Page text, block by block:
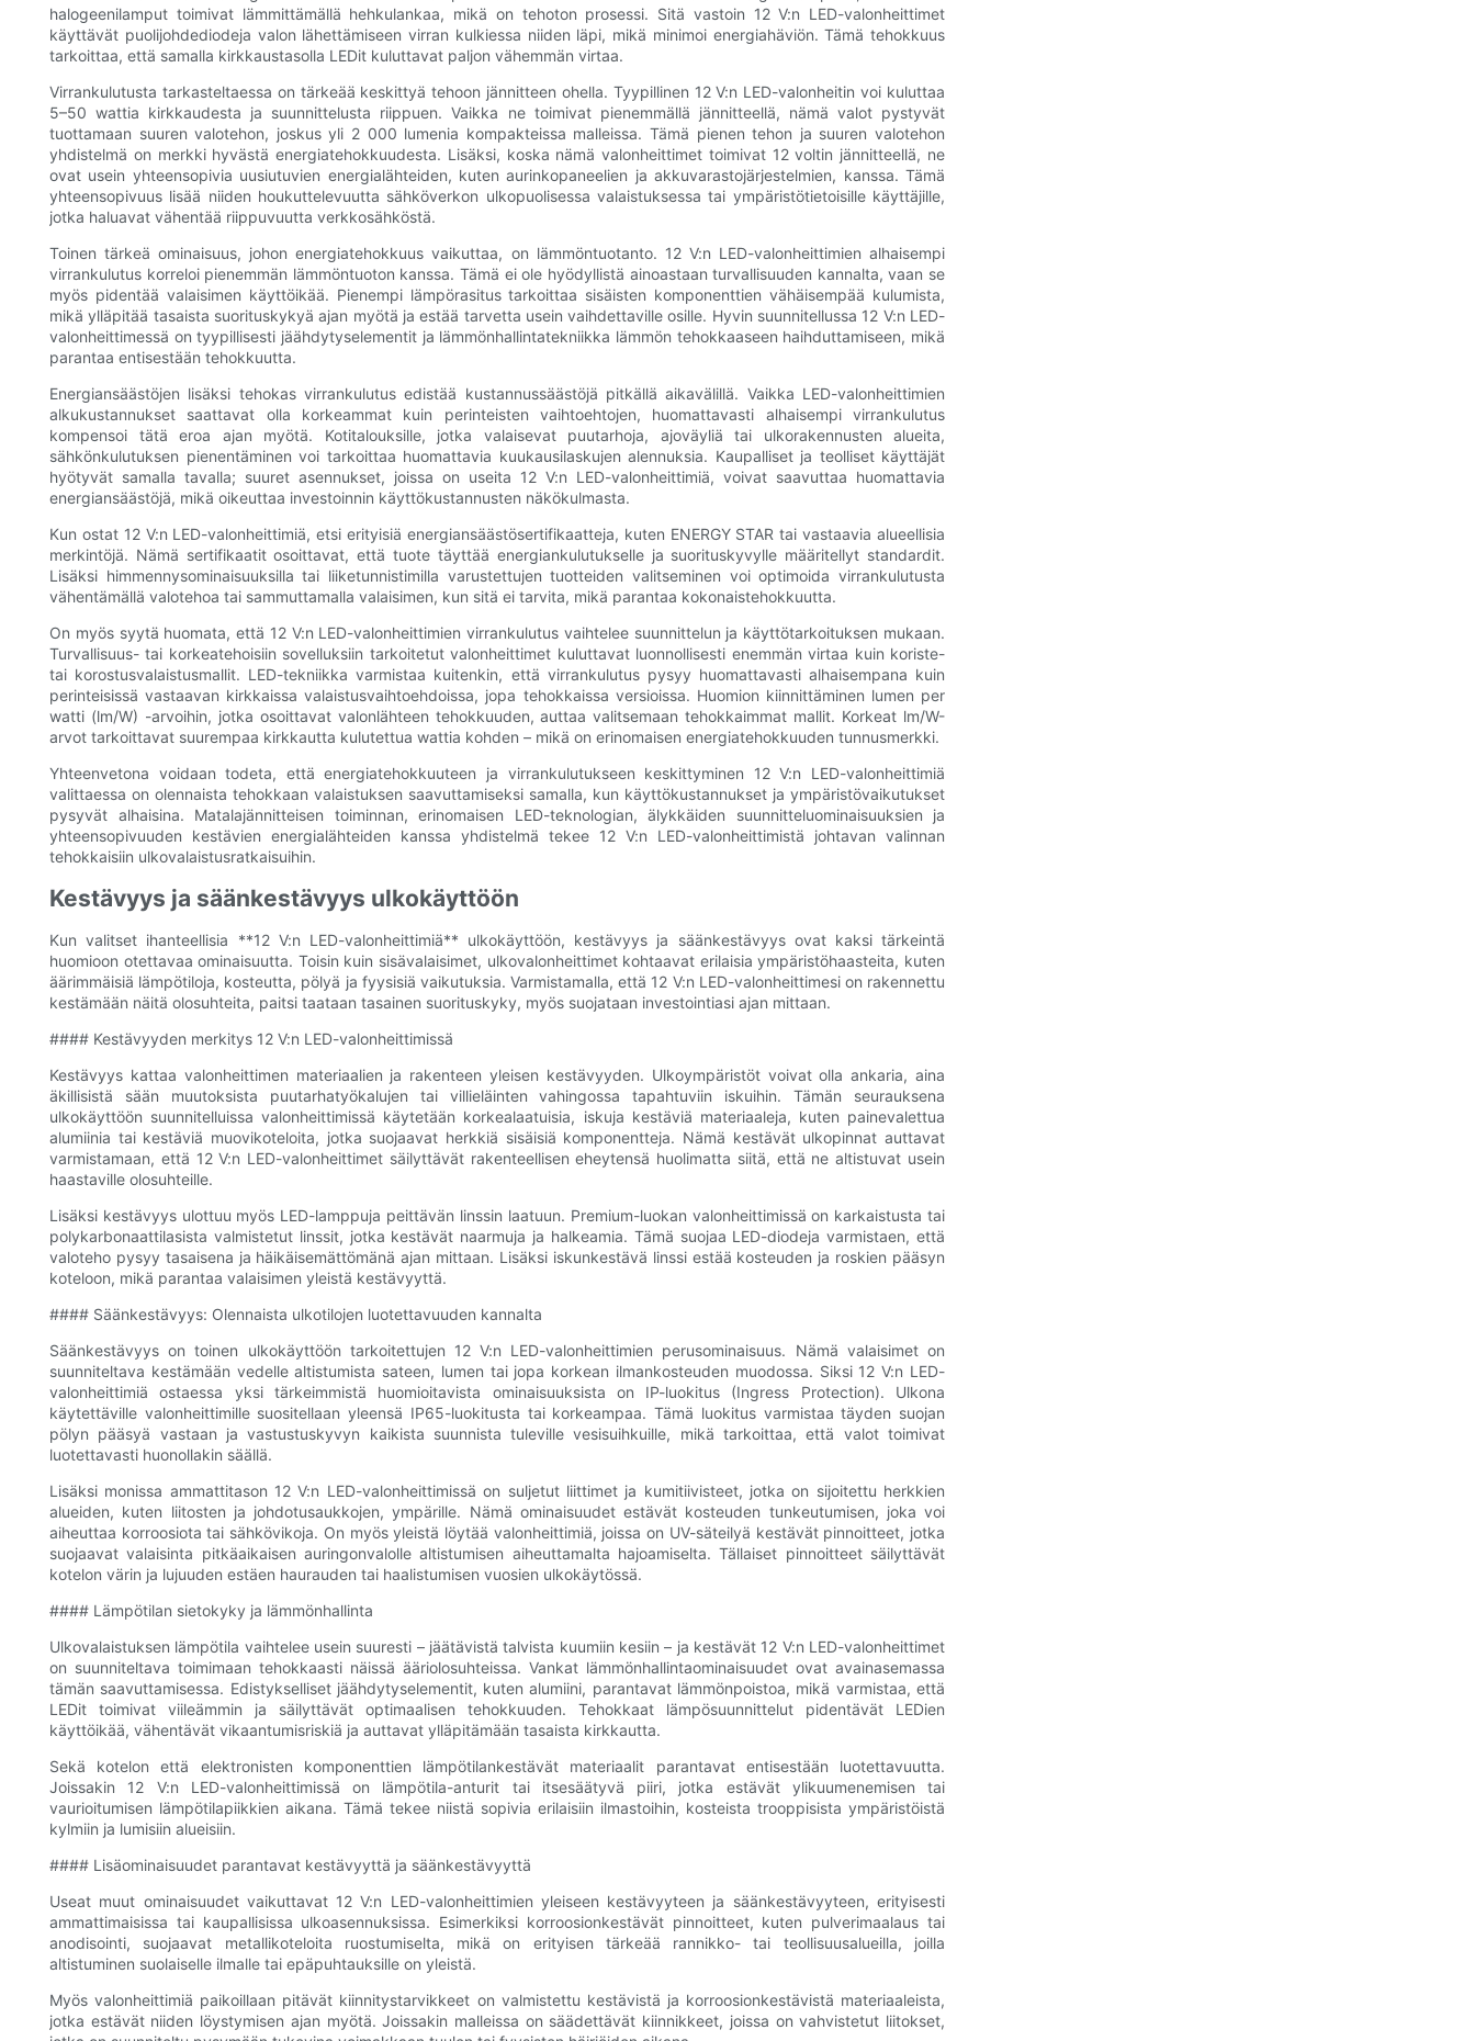
halogeenilamput toimivat lämmittämällä hehkulankaa, mikä on tehoton prosessi. Sitä vastoin 12 V:n LED-valonheittimet
käyttävät puolijohdediodeja valon lähettämiseen virran kulkiessa niiden läpi, mikä minimoi energiahäviön. Tämä tehokkuus
tarkoittaa, että samalla kirkkaustasolla LEDit kuluttavat paljon vähemmän virtaa.
Virrankulutusta tarkasteltaessa on tärkeää keskittyä tehoon jännitteen ohella. Tyypillinen 12 V:n LED-valonheitin voi kuluttaa
5–50 wattia kirkkaudesta ja suunnittelusta riippuen. Vaikka ne toimivat pienemmällä jännitteellä, nämä valot pystyvät
tuottamaan suuren valotehon, joskus yli 2 000 lumenia kompakteissa malleissa. Tämä pienen tehon ja suuren valotehon
yhdistelmä on merkki hyvästä energiatehokkuudesta. Lisäksi, koska nämä valonheittimet toimivat 12 voltin jännitteellä, ne
ovat usein yhteensopivia uusiutuvien energialähteiden, kuten aurinkopaneelien ja akkuvarastojärjestelmien, kanssa. Tämä
yhteensopivuus lisää niiden houkuttelevuutta sähköverkon ulkopuolisessa valaistuksessa tai ympäristötietoisille käyttäjille,
jotka haluavat vähentää riippuvuutta verkkosähköstä.
Toinen tärkeä ominaisuus, johon energiatehokkuus vaikuttaa, on lämmöntuotanto. 12 V:n LED-valonheittimien alhaisempi
virrankulutus korreloi pienemmän lämmöntuoton kanssa. Tämä ei ole hyödyllistä ainoastaan ​​turvallisuuden kannalta, vaan se
myös pidentää valaisimen käyttöikää. Pienempi lämpörasitus tarkoittaa sisäisten komponenttien vähäisempää kulumista,
mikä ylläpitää tasaista suorituskykyä ajan myötä ja estää tarvetta usein vaihdettaville osille. Hyvin suunnitellussa 12 V:n LED-
valonheittimessä on tyypillisesti jäähdytyselementit ja lämmönhallintatekniikka lämmön tehokkaaseen haihduttamiseen, mikä
parantaa entisestään tehokkuutta.
Energiansäästöjen lisäksi tehokas virrankulutus edistää kustannussäästöjä pitkällä aikavälillä. Vaikka LED-valonheittimien
alkukustannukset saattavat olla korkeammat kuin perinteisten vaihtoehtojen, huomattavasti alhaisempi virrankulutus
kompensoi tätä eroa ajan myötä. Kotitalouksille, jotka valaisevat puutarhoja, ajoväyliä tai ulkorakennusten alueita,
sähkönkulutuksen pienentäminen voi tarkoittaa huomattavia kuukausilaskujen alennuksia. Kaupalliset ja teolliset käyttäjät
hyötyvät samalla tavalla; suuret asennukset, joissa on useita 12 V:n LED-valonheittimiä, voivat saavuttaa huomattavia
energiansäästöjä, mikä oikeuttaa investoinnin käyttökustannusten näkökulmasta.
Kun ostat 12 V:n LED-valonheittimiä, etsi erityisiä energiansäästösertifikaatteja, kuten ENERGY STAR tai vastaavia alueellisia
merkintöjä. Nämä sertifikaatit osoittavat, että tuote täyttää energiankulutukselle ja suorituskyvylle määritellyt standardit.
Lisäksi himmennysominaisuuksilla tai liiketunnistimilla varustettujen tuotteiden valitseminen voi optimoida virrankulutusta
vähentämällä valotehoa tai sammuttamalla valaisimen, kun sitä ei tarvita, mikä parantaa kokonaistehokkuutta.
On myös syytä huomata, että 12 V:n LED-valonheittimien virrankulutus vaihtelee suunnittelun ja käyttötarkoituksen mukaan.
Turvallisuus- tai korkeatehoisiin sovelluksiin tarkoitetut valonheittimet kuluttavat luonnollisesti enemmän virtaa kuin koriste-
tai korostusvalaistusmallit. LED-tekniikka varmistaa kuitenkin, että virrankulutus pysyy huomattavasti alhaisempana kuin
perinteisissä vastaavan kirkkaissa valaistusvaihtoehdoissa, jopa tehokkaissa versioissa. Huomion kiinnittäminen lumen per
watti (lm/W) -arvoihin, jotka osoittavat valonlähteen tehokkuuden, auttaa valitsemaan tehokkaimmat mallit. Korkeat lm/W-
arvot tarkoittavat suurempaa kirkkautta kulutettua wattia kohden – mikä on erinomaisen energiatehokkuuden tunnusmerkki.
Yhteenvetona voidaan todeta, että energiatehokkuuteen ja virrankulutukseen keskittyminen 12 V:n LED-valonheittimiä
valittaessa on olennaista tehokkaan valaistuksen saavuttamiseksi samalla, kun käyttökustannukset ja ympäristövaikutukset
pysyvät alhaisina. Matalajännitteisen toiminnan, erinomaisen LED-teknologian, älykkäiden suunnitteluominaisuuksien ja
yhteensopivuuden kestävien energialähteiden kanssa yhdistelmä tekee 12 V:n LED-valonheittimistä johtavan valinnan
tehokkaisiin ulkovalaistusratkaisuihin.
Kestävyys ja säänkestävyys ulkokäyttöön
Kun valitset ihanteellisia **12 V:n LED-valonheittimiä** ulkokäyttöön, kestävyys ja säänkestävyys ovat kaksi tärkeintä
huomioon otettavaa ominaisuutta. Toisin kuin sisävalaisimet, ulkovalonheittimet kohtaavat erilaisia ​​ympäristöhaasteita, kuten
äärimmäisiä lämpötiloja, kosteutta, pölyä ja fyysisiä vaikutuksia. Varmistamalla, että 12 V:n LED-valonheittimesi on rakennettu
kestämään näitä olosuhteita, paitsi taataan tasainen suorituskyky, myös suojataan investointiasi ajan mittaan.
#### Kestävyyden merkitys 12 V:n LED-valonheittimissä
Kestävyys kattaa valonheittimen materiaalien ja rakenteen yleisen kestävyyden. Ulkoympäristöt voivat olla ankaria, aina
äkillisistä sään muutoksista puutarhatyökalujen tai villieläinten vahingossa tapahtuviin iskuihin. Tämän seurauksena
ulkokäyttöön suunnitelluissa valonheittimissä käytetään korkealaatuisia, iskuja kestäviä materiaaleja, kuten painevalettua
alumiinia tai kestäviä muovikoteloita, jotka suojaavat herkkiä sisäisiä komponentteja. Nämä kestävät ulkopinnat auttavat
varmistamaan, että 12 V:n LED-valonheittimet säilyttävät rakenteellisen eheytensä huolimatta siitä, että ne altistuvat usein
haastaville olosuhteille.
Lisäksi kestävyys ulottuu myös LED-lamppuja peittävän linssin laatuun. Premium-luokan valonheittimissä on karkaistusta tai
polykarbonaattilasista valmistetut linssit, jotka kestävät naarmuja ja halkeamia. Tämä suojaa LED-diodeja varmistaen, että
valoteho pysyy tasaisena ja häikäisemättömänä ajan mittaan. Lisäksi iskunkestävä linssi estää kosteuden ja roskien pääsyn
koteloon, mikä parantaa valaisimen yleistä kestävyyttä.
#### Säänkestävyys: Olennaista ulkotilojen luotettavuuden kannalta
Säänkestävyys on toinen ulkokäyttöön tarkoitettujen 12 V:n LED-valonheittimien perusominaisuus. Nämä valaisimet on
suunniteltava kestämään vedelle altistumista sateen, lumen tai jopa korkean ilmankosteuden muodossa. Siksi 12 V:n LED-
valonheittimiä ostaessa yksi tärkeimmistä huomioitavista ominaisuuksista on IP-luokitus (Ingress Protection). Ulkona
käytettäville valonheittimille suositellaan yleensä IP65-luokitusta tai korkeampaa. Tämä luokitus varmistaa täyden suojan
pölyn pääsyä vastaan ​​ja vastustuskyvyn kaikista suunnista tuleville vesisuihkuille, mikä tarkoittaa, että valot toimivat
luotettavasti huonollakin säällä.
Lisäksi monissa ammattitason 12 V:n LED-valonheittimissä on suljetut liittimet ja kumitiivisteet, jotka on sijoitettu herkkien
alueiden, kuten liitosten ja johdotusaukkojen, ympärille. Nämä ominaisuudet estävät kosteuden tunkeutumisen, joka voi
aiheuttaa korroosiota tai sähkövikoja. On myös yleistä löytää valonheittimiä, joissa on UV-säteilyä kestävät pinnoitteet, jotka
suojaavat valaisinta pitkäaikaisen auringonvalolle altistumisen aiheuttamalta hajoamiselta. Tällaiset pinnoitteet säilyttävät
kotelon värin ja lujuuden estäen haurauden tai haalistumisen vuosien ulkokäytössä.
#### Lämpötilan sietokyky ja lämmönhallinta
Ulkovalaistuksen lämpötila vaihtelee usein suuresti – jäätävistä talvista kuumiin kesiin – ja kestävät 12 V:n LED-valonheittimet
on suunniteltava toimimaan tehokkaasti näissä ääriolosuhteissa. Vankat lämmönhallintaominaisuudet ovat avainasemassa
tämän saavuttamisessa. Edistykselliset jäähdytyselementit, kuten alumiini, parantavat lämmönpoistoa, mikä varmistaa, että
LEDit toimivat viileämmin ja säilyttävät optimaalisen tehokkuuden. Tehokkaat lämpösuunnittelut pidentävät LEDien
käyttöikää, vähentävät vikaantumisriskiä ja auttavat ylläpitämään tasaista kirkkautta.
Sekä kotelon että elektronisten komponenttien lämpötilankestävät materiaalit parantavat entisestään luotettavuutta.
Joissakin 12 V:n LED-valonheittimissä on lämpötila-anturit tai itsesäätyvä piiri, jotka estävät ylikuumenemisen tai
vaurioitumisen lämpötilapiikkien aikana. Tämä tekee niistä sopivia erilaisiin ilmastoihin, kosteista trooppisista ympäristöistä
kylmiin ja lumisiin alueisiin.
#### Lisäominaisuudet parantavat kestävyyttä ja säänkestävyyttä
Useat muut ominaisuudet vaikuttavat 12 V:n LED-valonheittimien yleiseen kestävyyteen ja säänkestävyyteen, erityisesti
ammattimaisissa tai kaupallisissa ulkoasennuksissa. Esimerkiksi korroosionkestävät pinnoitteet, kuten pulverimaalaus tai
anodisointi, suojaavat metallikoteloita ruostumiselta, mikä on erityisen tärkeää rannikko- tai teollisuusalueilla, joilla
altistuminen suolaiselle ilmalle tai epäpuhtauksille on yleistä.
Myös valonheittimiä paikoillaan pitävät kiinnitystarvikkeet on valmistettu kestävistä ja korroosionkestävistä materiaaleista,
jotka estävät niiden löystymisen ajan myötä. Joissakin malleissa on säädettävät kiinnikkeet, joissa on vahvistetut liitokset,